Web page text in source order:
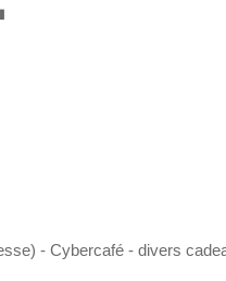
- Cybercafé - divers